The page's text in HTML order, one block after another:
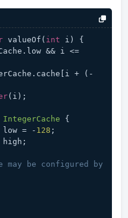
valueOf( int i) {
&& i <=
+ (-
(i);
IntegerCache
{
low = - 128 ;
high;
be configured by